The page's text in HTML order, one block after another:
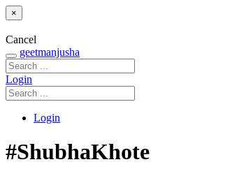
×
Cancel
geetmanjusha
Login
Login
#ShubhaKhote